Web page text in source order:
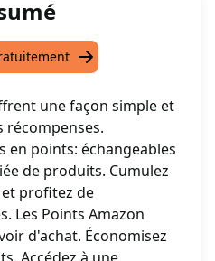
une façon simple et
récompenses.
en points: échangeables
de produits. Cumulez
profitez de
Les Points Amazon
d'achat. Économisez